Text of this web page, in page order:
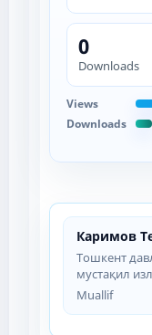
Каримов
Тошкент
мустақил
Muallif
0
Downloads
Views
Downloads